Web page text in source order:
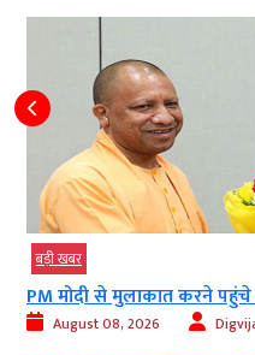
बड़ी खबर
PM मोदी से मुलाकात करने पहुंचे
August 08, 2026